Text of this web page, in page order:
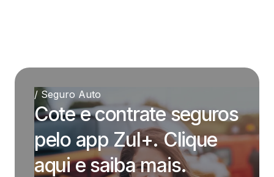
/ Seguro Auto
Cote e contrate seguros
pelo app Zul+. Clique
aqui e saiba mais.